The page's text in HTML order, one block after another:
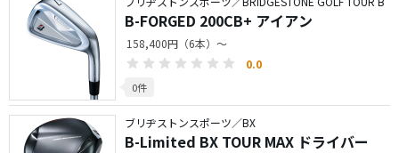
B-FORGED 200CB+ アイアン
158,400円（6本）～
0.0
0件
ブリヂストンスポーツ／BX
B-Limited BX TOUR MAX ドライバー